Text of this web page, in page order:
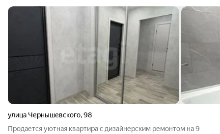
улица Чернышевского,98
Продается уютная квартира с дизайнерским ремонтом на 9